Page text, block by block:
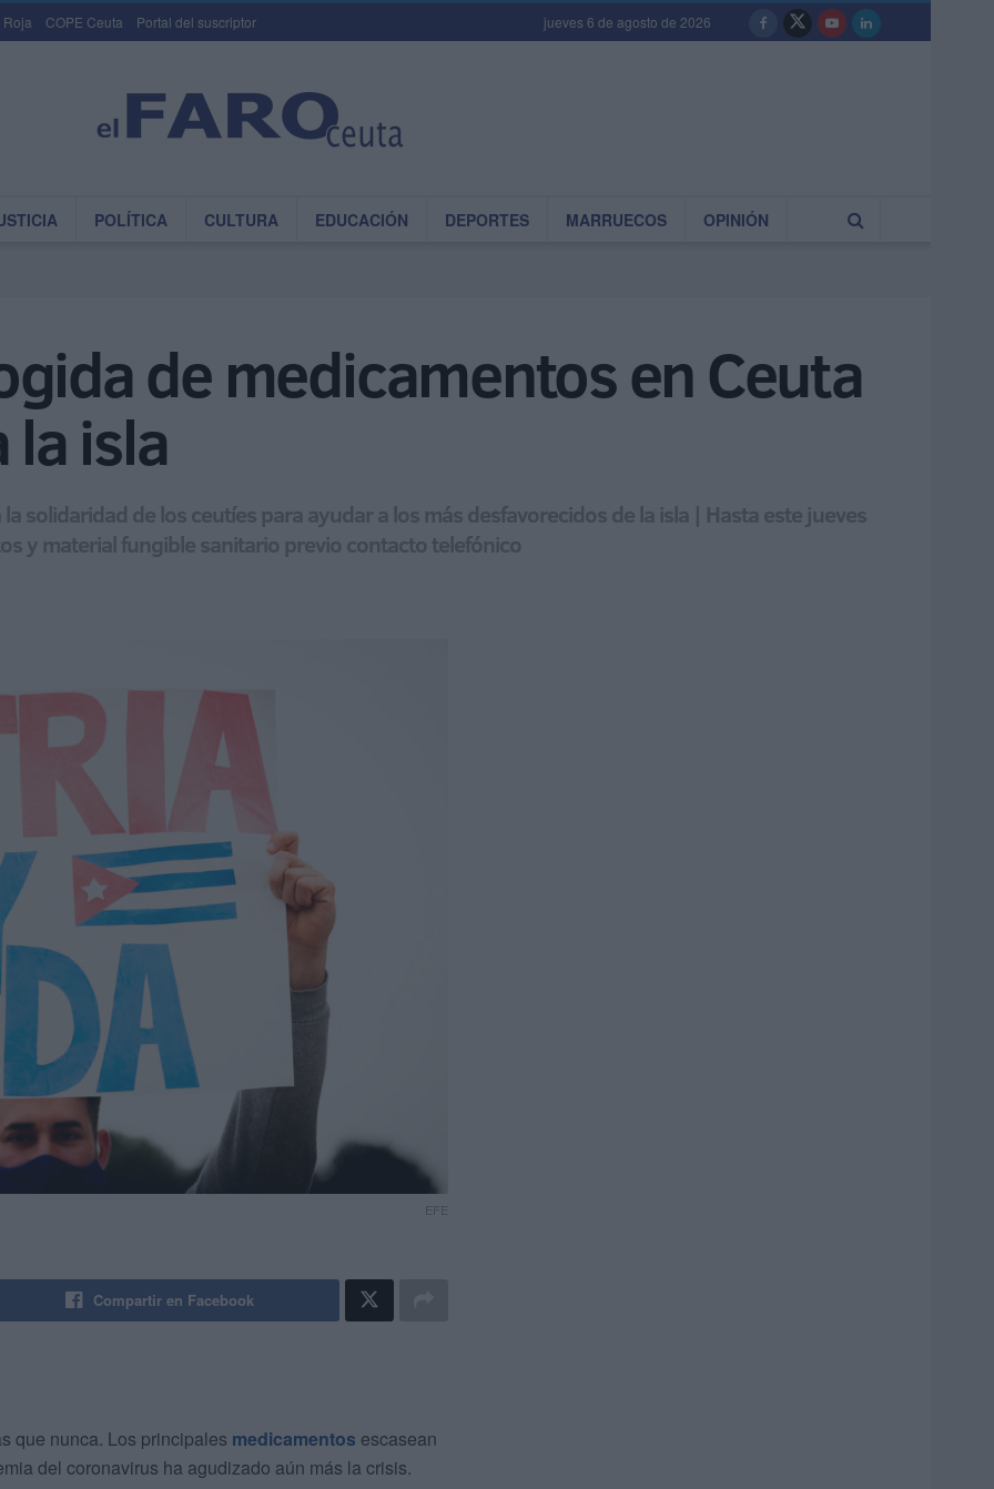
Roja COPE Ceuta Portal del suscriptor jueves 6 de agosto de 2026
POLÍTICA CULTURA EDUCACIÓN DEPORTES MARRUECOS OPINIÓN
de medicamentos en Ceuta
la isla
solidaridad de los ceutíes para ayudar a los más desfavorecidos de la isla | Hasta este jueves
y material fungible sanitario previo contacto telefónico
EFE
Compartir en Facebook
que nunca. Los principales medicamentos escasean
del coronavirus ha agudizado aún más la crisis.